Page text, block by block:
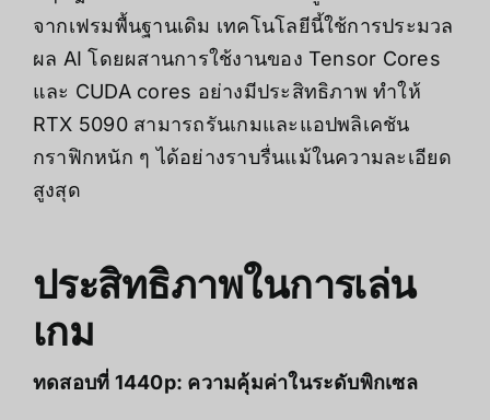
จากเฟรมพื้นฐานเดิม เทคโนโลยีนี้ใช้การประมวล
ผล AI โดยผสานการใช้งานของ Tensor Cores
และ CUDA cores อย่างมีประสิทธิภาพ ทำให้
RTX 5090 สามารถรันเกมและแอปพลิเคชัน
กราฟิกหนัก ๆ ได้อย่างราบรื่นแม้ในความละเอียด
สูงสุด
ประสิทธิภาพในการเล่น
เกม
ทดสอบที่ 1440p: ความคุ้มค่าในระดับพิกเซล